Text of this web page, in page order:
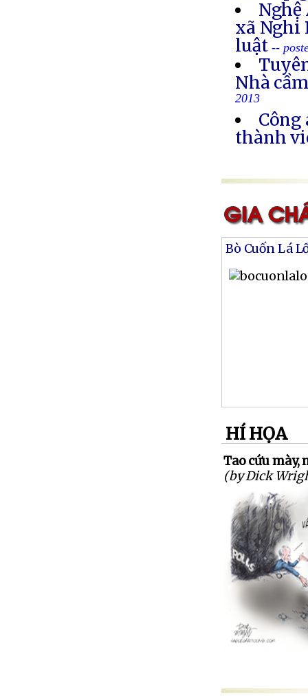
Nghệ
xã Nghi
luật--
Nhà
2013
thành
Bò Cuốn Lá
HÍ HỌA
Tao cứu mày,
(by Dick